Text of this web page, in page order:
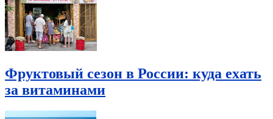
Фруктовый сезон в России: куда ехать
за витаминами